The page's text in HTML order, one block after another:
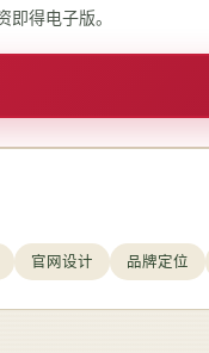
得电子版。
官网设计 品牌定位